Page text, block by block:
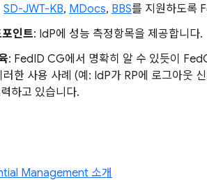
SD-JWT-KB, MDocs, BBS를 지원하도록
인트: IdP에 성능 측정항목을 제공합니다.
: FedID CG에서 명확히 알 수 있듯이
한 사용 사례 (예: IdP가 RP에 로그아웃
하고 있습니다.
Management 소개